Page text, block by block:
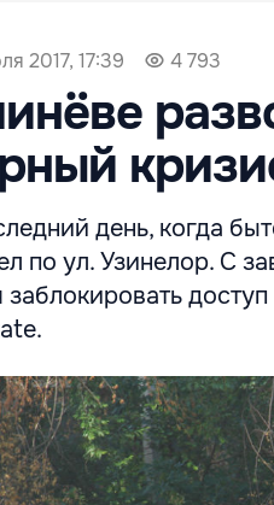
2017, 17:39 4 793
день, когда
по ул. Узинелор. С